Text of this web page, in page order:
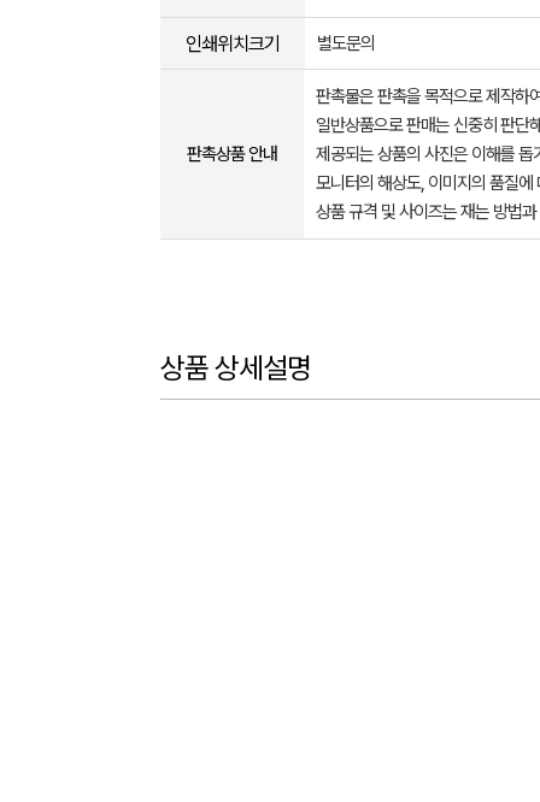
인쇄위치크기 별도문의
판촉상품 안내
판촉물은 판촉을 목적으로 제작하
일반상품으로 판매는 신중히 판단
제공되는 상품의 사진은 이해를
모니터의 해상도, 이미지의 품질
상품 규격 및 사이즈는 재는 방법
상품 상세설명